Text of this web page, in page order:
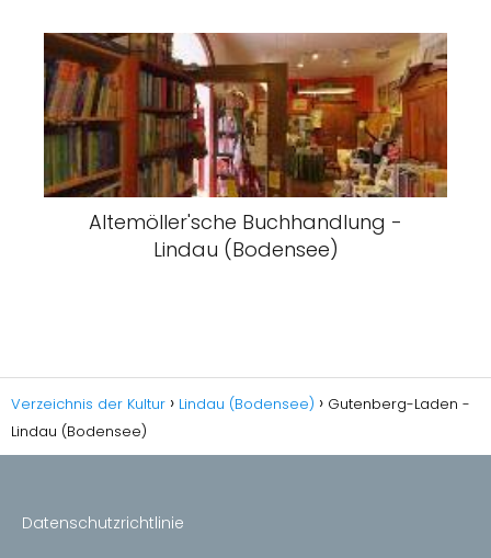
Altemöller'sche Buchhandlung -
Lindau (Bodensee)
Verzeichnis der Kultur Lindau (Bodensee)
Gutenberg-Laden -
Lindau (Bodensee)
Datenschutzrichtlinie